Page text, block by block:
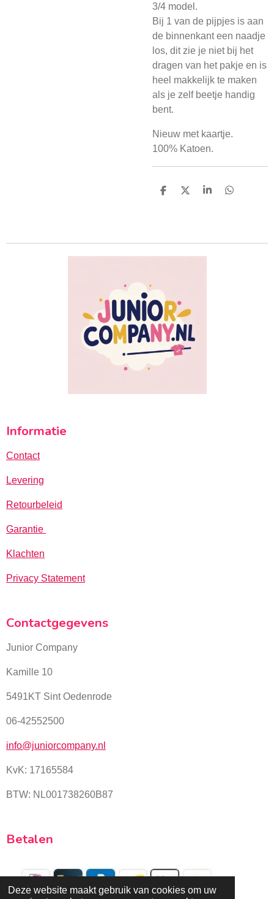
Deze website maakt gebruik van cookies om uw
3/4 model.
Bij 1 van de pijpjes is aan
de binnenkant een naadje
los, dit zie je niet bij het
dragen van het pakje en is
heel makkelijk te maken
als je zelf beetje handig
bent.
Nieuw met kaartje.
100% Katoen.
D
D
S
D
Informatie
Contact
Levering
Retourbeleid
Garantie
Klachten
Privacy Statement
Contactgegevens
Junior Company
Kamille 10
5491KT Sint Oedenrode
06-42552500
info@juniorcompany.nl
KvK: 17165584
BTW: NL001738260B87
Betalen